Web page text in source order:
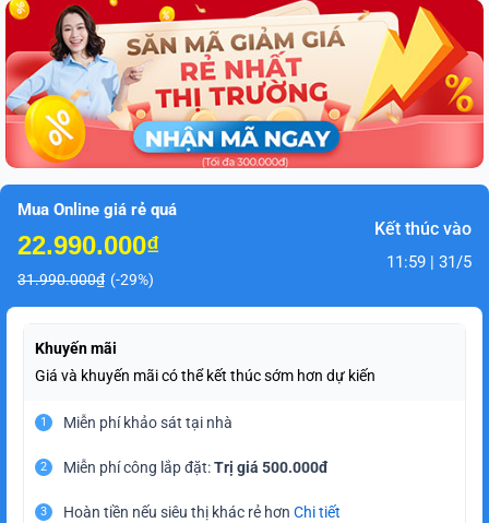
Mua Online giá rẻ quá
22.990.000₫
31.990.000₫ (-29%)
Kết thúc vào
11:59 | 31/5
Khuyến mãi
Giá và khuyến mãi có thể kết thúc sớm hơn dự kiến
1 Miễn phí khảo sát tại nhà
2 Miễn phí công lắp đặt:Trị giá 500.000đ
3 Hoàn tiền nếu siêu thị khác rẻ hơn Chi tiết